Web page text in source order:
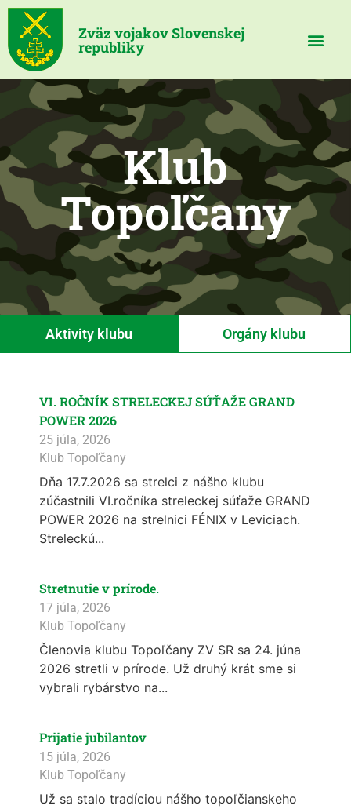
Zväz vojakov Slovenskej
republiky
Klub
Topoľčany
Aktivity klubu Orgány klubu
VI. ROČNÍK STRELECKEJ SÚŤAŽE GRAND
POWER 2026
25 júla, 2026
Klub Topoľčany
Dňa 17.7.2026 sa strelci z nášho klubu
zúčastnili VI.ročníka streleckej súťaže GRAND
POWER 2026 na strelnici FÉNIX v Leviciach.
Streleckú...
Stretnutie v prírode.
17 júla, 2026
Klub Topoľčany
Členovia klubu Topoľčany ZV SR sa 24. júna
2026 stretli v prírode. Už druhý krát sme si
vybrali rybárstvo na...
Prijatie jubilantov
15 júla, 2026
Klub Topoľčany
Už sa stalo tradíciou nášho topoľčianskeho